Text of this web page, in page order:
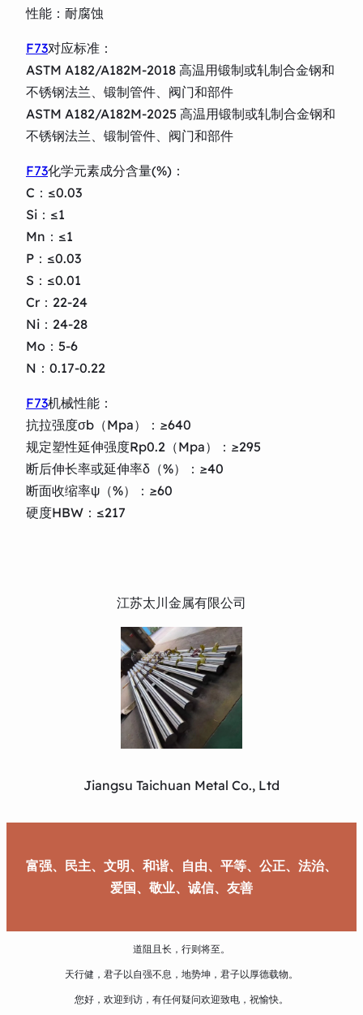
性能：耐腐蚀
F73对应标准：
ASTM A182/A182M-2018 高温用锻制或轧制合金钢和
不锈钢法兰、锻制管件、阀门和部件
ASTM A182/A182M-2025 高温用锻制或轧制合金钢和
不锈钢法兰、锻制管件、阀门和部件
F73化学元素成分含量(%)：
C：≤0.03
Si：≤1
Mn：≤1
P：≤0.03
S：≤0.01
Cr：22-24
Ni：24-28
Mo：5-6
N：0.17-0.22
F73机械性能：
抗拉强度σb（Mpa）：≥640
规定塑性延伸强度Rp0.2（Mpa）：≥295
断后伸长率或延伸率δ（%）：≥40
断面收缩率ψ（%）：≥60
硬度HBW：≤217
江苏太川金属有限公司
Jiangsu Taichuan Metal Co., Ltd
富强、民主、文明、和谐、自由、平等、公正、法治、
爱国、敬业、诚信、友善
道阻且长，行则将至。
天行健，君子以自强不息，地势坤，君子以厚德载物。
您好，欢迎到访，有任何疑问欢迎致电，祝愉快。